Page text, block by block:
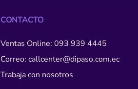
CONTACTO
Ventas Online: 093 939 4445
Correo: callcenter@dipaso.com.ec
Trabaja con nosotros